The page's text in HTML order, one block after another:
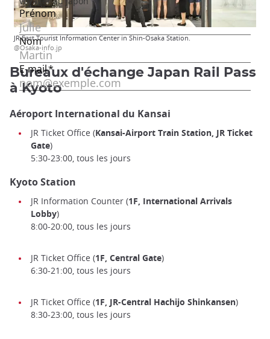
JR East Tourist Information Center in Shin-Osaka Station.
@Osaka-info.jp
Bureaux d'échange Japan Rail Pass
à Kyoto
Aéroport International du Kansai
JR Ticket Office (Kansai-Airport Train Station, JR Ticket
Gate)
5:30-23:00, tous les jours
Kyoto Station
JR Information Counter (1F, International Arrivals
Lobby)
8:00-20:00, tous les jours
JR Ticket Office (1F, Central Gate)
6:30-21:00, tous les jours
JR Ticket Office (1F, JR-Central Hachijo Shinkansen)
8:30-23:00, tous les jours